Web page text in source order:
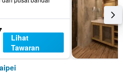
Lihat
Tawaran